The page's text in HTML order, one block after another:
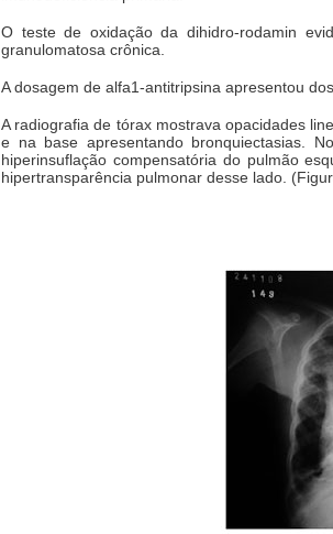
O teste de oxidação da dihidro-rodamin
granulomatosa crônica.
A dosagem de alfa1-antitripsina apresentou
A radiografia de tórax mostrava opacidades
e na base apresentando bronquiectasias.
hiperinsuflação compensatória do pulmão
hipertransparência pulmonar desse lado.